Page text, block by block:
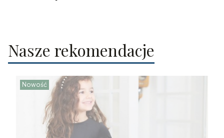
Nasze rekomendacje
Nowość